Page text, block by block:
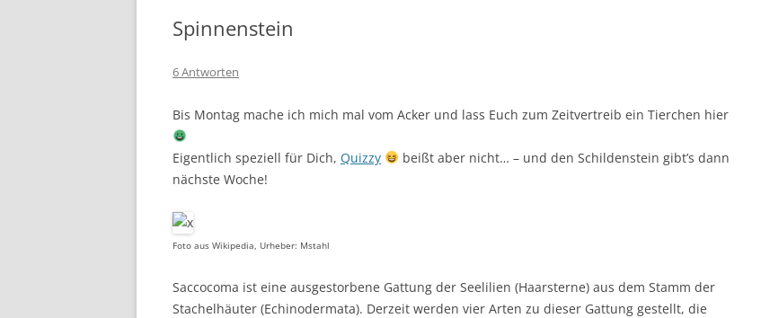
Spinnenstein
6 Antworten
Bis Montag mache ich mich mal vom Acker und lass Euch zum Zeitvertreib ein Tierchen hier
Eigentlich speziell für Dich, Quizzy
beißt aber nicht… – und den Schildenstein gibt’s dann
nächste Woche!
Foto aus Wikipedia, Urheber: Mstahl
Saccocoma ist eine ausgestorbene Gattung der Seelilien (Haarsterne) aus dem Stamm der
Stachelhäuter (Echinodermata). Derzeit werden vier Arten zu dieser Gattung gestellt, die